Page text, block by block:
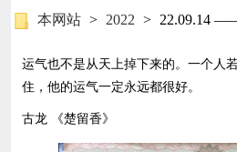
本网站 > 2022 > 22.09.14
运气也不是从天上掉下来的。一个人
住，他的运气一定永远都很好。
古龙 《楚留香》